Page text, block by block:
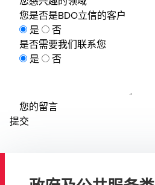
您是否是BDO立信的客户
是
否
是否需要我们联系您
是
否
您的留言